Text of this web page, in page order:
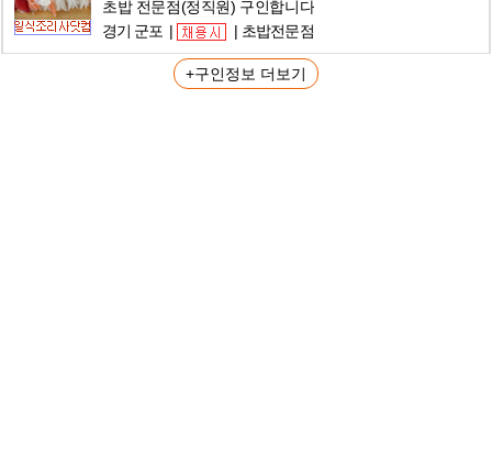
초밥 전문점(정직원) 구인합니다
경기 군포
초밥전문점
+구인정보 더보기